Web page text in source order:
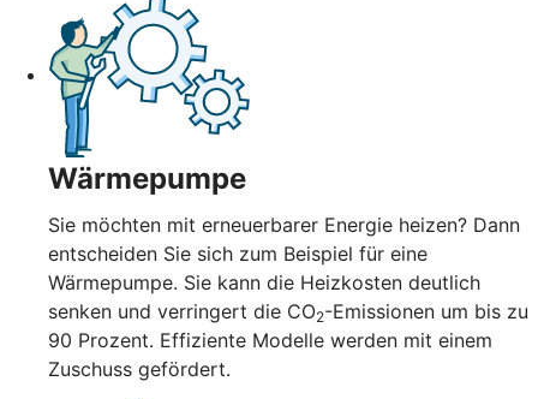
Wärmepumpe
Sie möchten mit erneuerbarer Energie heizen? Dann
entscheiden Sie sich zum Beispiel für eine
Wärmepumpe. Sie kann die Heizkosten deutlich
senken und verringert die CO2-Emissionen um bis zu
90 Prozent. Effiziente Modelle werden mit einem
Zuschuss gefördert.